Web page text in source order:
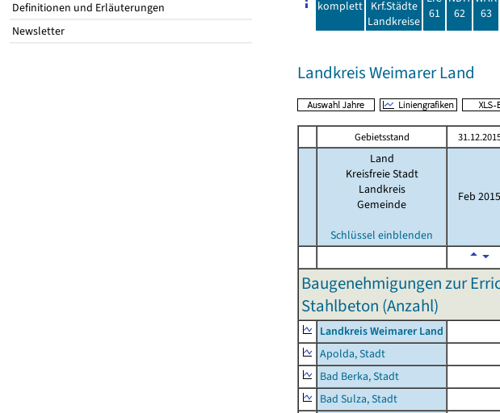
Definitionen und Erläuterungen
Newsletter
komplett Krf.Städte
Landkreise
61
62
63
Landkreis Weimarer Land
Gebietsstand
Land
Kreisfreie Stadt
Landkreis
Gemeinde
Schlüssel einblenden
Feb 2015
Baugenehmigungen zur
Stahlbeton (Anzahl)
Landkreis Weimarer Land
Apolda, Stadt
Bad Berka, Stadt
Bad Sulza, Stadt